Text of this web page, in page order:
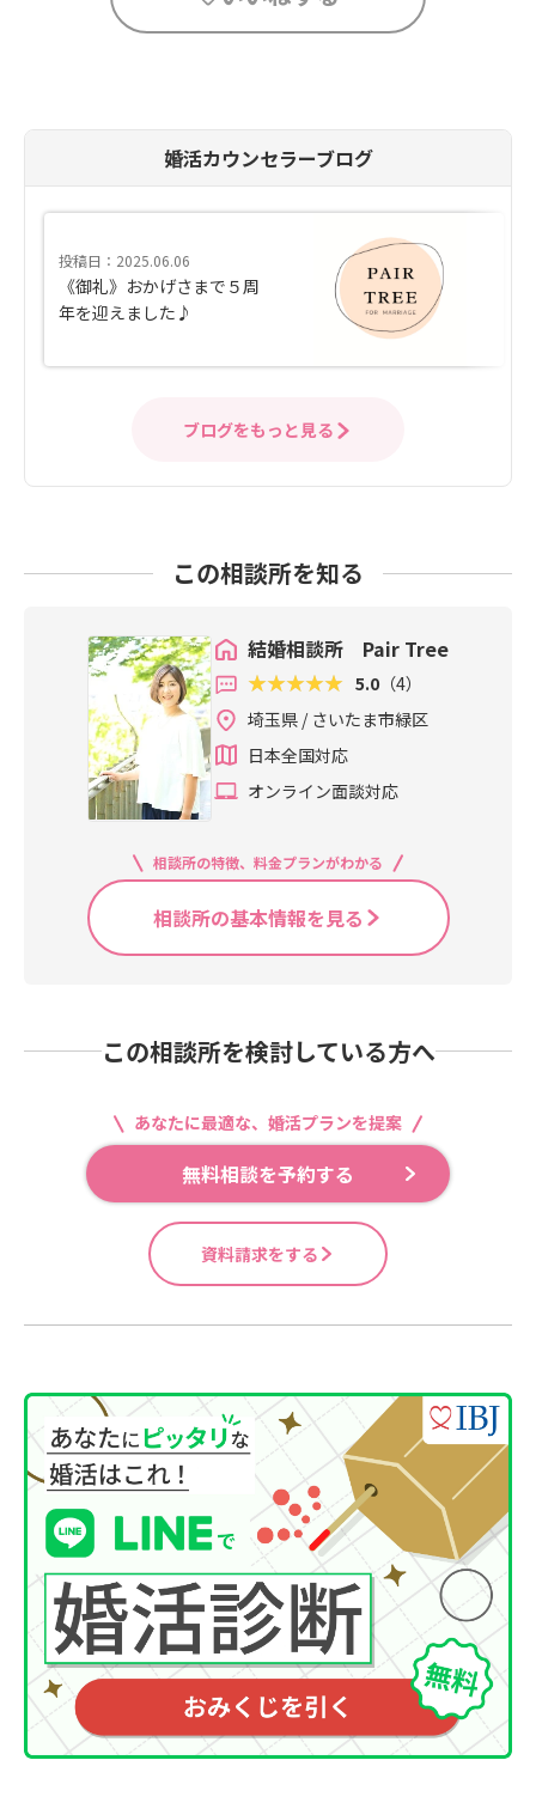
婚活カウンセラーブログ
投稿日：2025.06.06
《御礼》おかげさまで５周
年を迎えました♪
ブログをもっと見る
この相談所を知る
結婚相談所 Pair Tree
5.0 （4）
埼玉県 / さいたま市緑区
日本全国対応
オンライン面談対応
相談所の特徴、料金プランがわかる
相談所の基本情報を見る
この相談所を検討している方へ
あなたに最適な、婚活プランを提案
無料相談を予約する
資料請求をする